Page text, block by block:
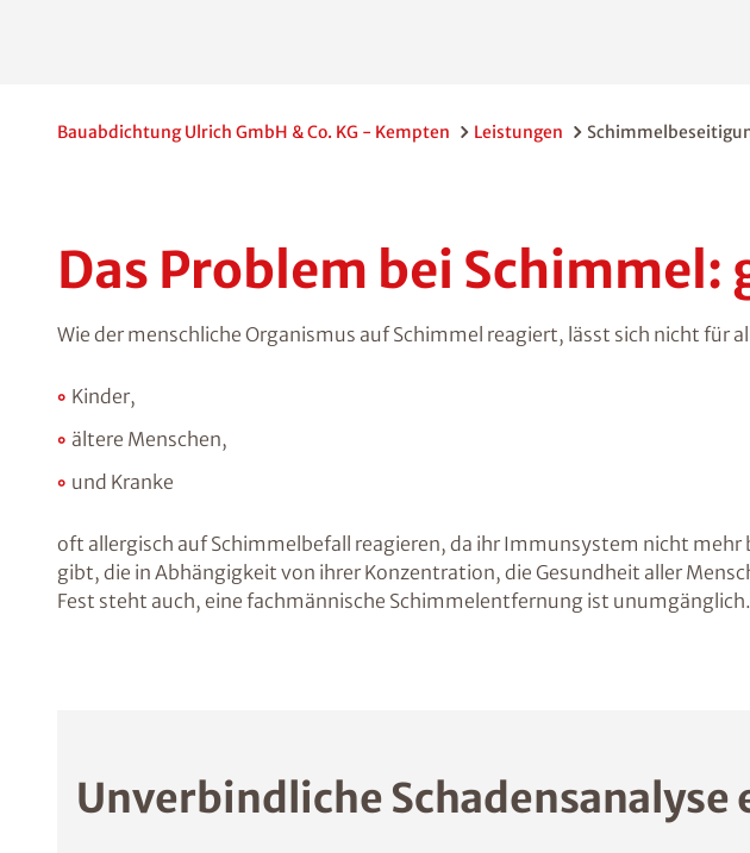
Bauabdichtung Ulrich GmbH & Co. KG - Kempten Leistungen
Das Problem bei
Wie der menschliche Organismus auf Schimmel reagiert, lässt sich nicht für
Kinder,
ältere Menschen,
und Kranke
oft allergisch auf Schimmelbefall reagieren, da ihr Immunsystem nicht
gibt, die in Abhängigkeit von ihrer Konzentration, die Gesundheit aller
Fest steht auch, eine fachmännische Schimmelentfernung ist unumgänglich.
Unverbindliche Schadensanalyse